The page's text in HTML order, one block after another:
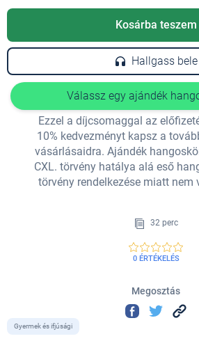
Kosárba teszem
Hallgass bele
Válassz egy ajándék
Ezzel a díjcsomaggal az
10% kedvezményt kapsz a
vásárlásaidra. Ajándék
CXL. törvény hatálya alá eső
törvény rendelkezése miatt nem
32 perc
0 ÉRTÉKELÉS
Megosztás
Gyermek és ifjúsági